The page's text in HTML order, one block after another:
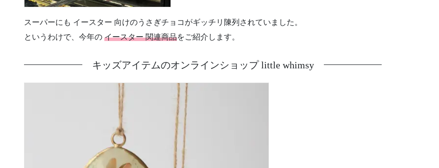
スーパーにも イースター 向けのうさぎチョコがギッチリ陳列されていました。
というわけで、今年の イースター 関連商品をご紹介します。
キッズアイテムのオンラインショップ little whimsy